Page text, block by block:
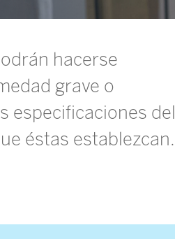
hacerse
grave o
especificaciones del
éstas establezcan.